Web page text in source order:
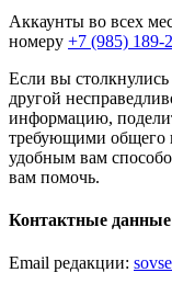
Аккаунты во всех
номеру +7 (985) 189-
Если вы
другой
информацию,
требующими общего
удобным вам
вам помочь.
Контактные
Email редакции: